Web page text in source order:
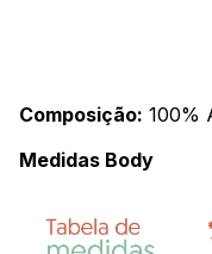
Composição: 100%
Medidas Body